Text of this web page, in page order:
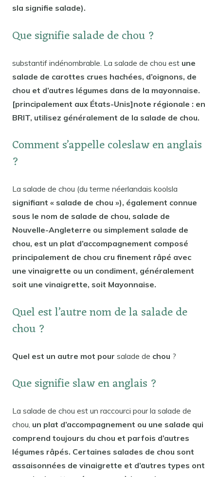
sla signifie salade).
Que signifie salade de chou ?
substantif indénombrable. La salade de chou est une
salade de carottes crues hachées, d’oignons, de
chou et d’autres légumes dans de la mayonnaise.
[principalement aux États-Unis]note régionale : en
BRIT, utilisez généralement de la salade de chou.
Comment s’appelle coleslaw en anglais
?
La salade de chou (du terme néerlandais koolsla
signifiant « salade de chou »), également connue
sous le nom de salade de chou, salade de
Nouvelle-Angleterre ou simplement salade de
chou, est un plat d’accompagnement composé
principalement de chou cru finement râpé avec
une vinaigrette ou un condiment, généralement
soit une vinaigrette, soit Mayonnaise.
Quel est l’autre nom de la salade de
chou ?
Quel est un autre mot pour salade de chou ?
Que signifie slaw en anglais ?
La salade de chou est un raccourci pour la salade de
chou, un plat d’accompagnement ou une salade qui
comprend toujours du chou et parfois d’autres
légumes râpés. Certaines salades de chou sont
assaisonnées de vinaigrette et d’autres types ont